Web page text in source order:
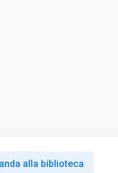
alla biblioteca